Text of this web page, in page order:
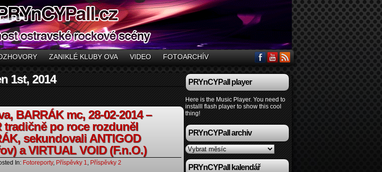
ZANIKLÉ KLUBY OVA VIDEO FOTOARCHÍV
1st, 2014
BARRÁK mc, 28-02-2014 –
tradičně po roce rozduněl
sekundovali ANTIGOD
a VIRTUAL VOID (F.n.O.)
In: Fotoreporty, Příspěvky 1, Příspěvky 2
PRYnCYPall player
Here is the Music Player. You need to
installl flash player to show this cool
thing!
PRYnCYPall archiv
PRYnCYPall kalendář